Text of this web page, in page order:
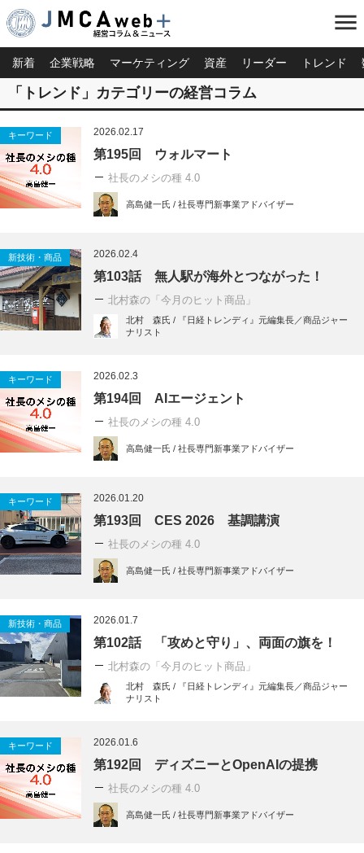
menu
新着 企業戦略 マーケティング 資産 リーダー トレンド
「トレンド」カテゴリーの経営コラム
キーワード 2026.02.17
第195回 ウォルマート
社長のメシの種 4.0
高島健一氏 / 社長専門新事業アドバイザー
新技術・商品 2026.02.4
第103話 無人駅が海外とつながった！
北村森の「今月のヒット商品」
北村 森氏 / 『日経トレンディ』元編集長／商品ジャー
ナリスト
キーワード 2026.02.3
第194回 AIエージェント
社長のメシの種 4.0
高島健一氏 / 社長専門新事業アドバイザー
キーワード 2026.01.20
第193回 CES 2026 基調講演
社長のメシの種 4.0
高島健一氏 / 社長専門新事業アドバイザー
新技術・商品 2026.01.7
第102話 「攻めと守り」、両面の旗を！
北村森の「今月のヒット商品」
北村 森氏 / 『日経トレンディ』元編集長／商品ジャー
ナリスト
キーワード 2026.01.6
第192回 ディズニーとOpenAIの提携
社長のメシの種 4.0
高島健一氏 / 社長専門新事業アドバイザー